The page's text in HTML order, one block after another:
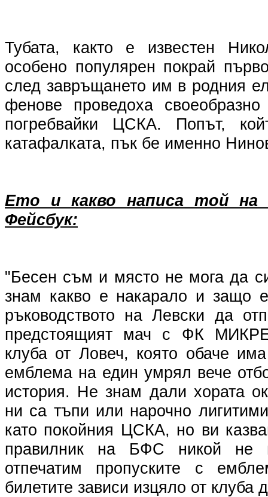
Тубата, както е известен
особено популярен покрай
след завръщането им в родния
фенове проведоха
погребвайки ЦСКА. Попът,
катафалката, пък бе именно
Ето и какво написа той на
Фейсбук:
"Бесен съм и място не мога да
знам какво е накарало и защо
ръководството на Левски да
предстоящият мач с ФК
клуба от Ловеч, която обаче
емблема на един умрял вече
история. Не знам дали хората
ни са тъпи или нарочно
като покойния ЦСКА, но ви
правилник на БФС никой не
отпечатим пропуските с
билетите зависи изцяло от клуба